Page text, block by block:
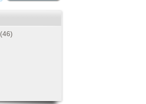
(46)